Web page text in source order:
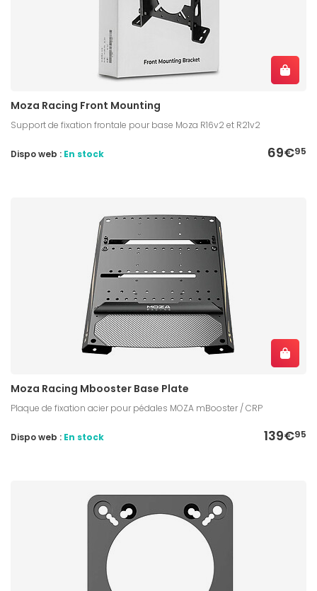
Moza Racing Front Mounting
Support de fixation frontale pour base Moza R16v2 et R21v2
69€95
Dispo web : En stock
Moza Racing Mbooster Base Plate
Plaque de fixation acier pour pédales MOZA mBooster / CRP
139€95
Dispo web : En stock